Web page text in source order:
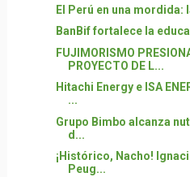
El Perú en una
BanBif fortalece la
FUJIMORISMO
PROYECTO DE L...
Hitachi Energy e ISA
...
Grupo Bimbo alcanza
d...
¡Histórico, Nacho!
Peug...